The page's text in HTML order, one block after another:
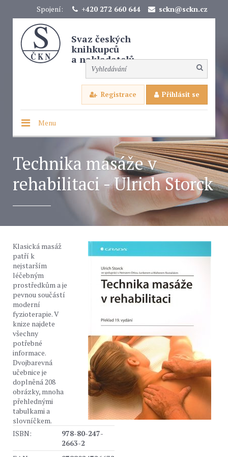
Spojení: +420 272 660 644 sckn@sckn.cz
Svaz českých
knihkupců
a nakladatelů
Registrace Přihlásit se
Menu
Technika masáže v
rehabilitaci - Ulrich Storck
Klasická masáž
patří k
nejstarším
léčebným
prostředkům a je
pevnou součástí
moderní
fyzioterapie. V
knize najdete
všechny
potřebné
informace.
Dvojbarevná
učebnice je
doplněná 208
obrázky, mnoha
přehlednými
tabulkami a
slovníčkem.
ISBN:
978-80-247-
2663-2